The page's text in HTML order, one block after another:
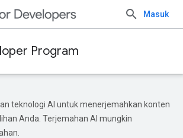
Masuk
Program
teknologi AI untuk menerjemahkan konten
Anda. Terjemahan AI mungkin